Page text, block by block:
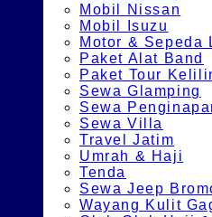
Mobil Nissan
Mobil Isuzu
Motor & Sepeda
Paket Alat Band
Paket Tour
Sewa Glamping
Sewa
Sewa Villa
Travel Jatim
Umrah & Haji
Tenda
Sewa Jeep
Wayang Kulit